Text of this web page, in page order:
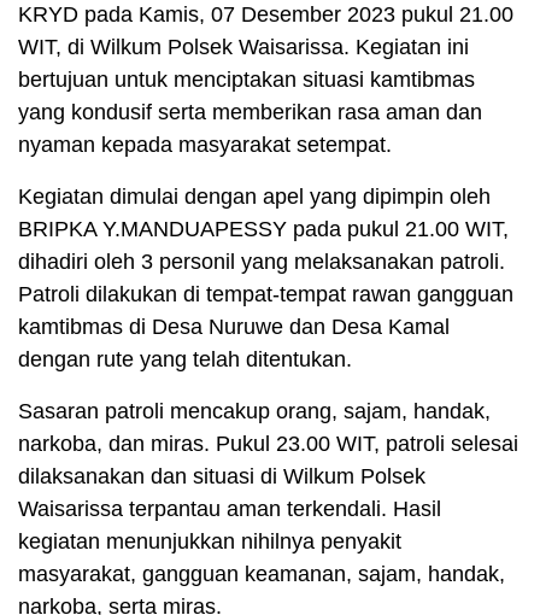
KRYD pada Kamis, 07 Desember 2023 pukul 21.00
WIT, di Wilkum Polsek Waisarissa. Kegiatan ini
bertujuan untuk menciptakan situasi kamtibmas
yang kondusif serta memberikan rasa aman dan
nyaman kepada masyarakat setempat.
Kegiatan dimulai dengan apel yang dipimpin oleh
BRIPKA Y.MANDUAPESSY pada pukul 21.00 WIT,
dihadiri oleh 3 personil yang melaksanakan patroli.
Patroli dilakukan di tempat-tempat rawan gangguan
kamtibmas di Desa Nuruwe dan Desa Kamal
dengan rute yang telah ditentukan.
Sasaran patroli mencakup orang, sajam, handak,
narkoba, dan miras. Pukul 23.00 WIT, patroli selesai
dilaksanakan dan situasi di Wilkum Polsek
Waisarissa terpantau aman terkendali. Hasil
kegiatan menunjukkan nihilnya penyakit
masyarakat, gangguan keamanan, sajam, handak,
narkoba, serta miras.